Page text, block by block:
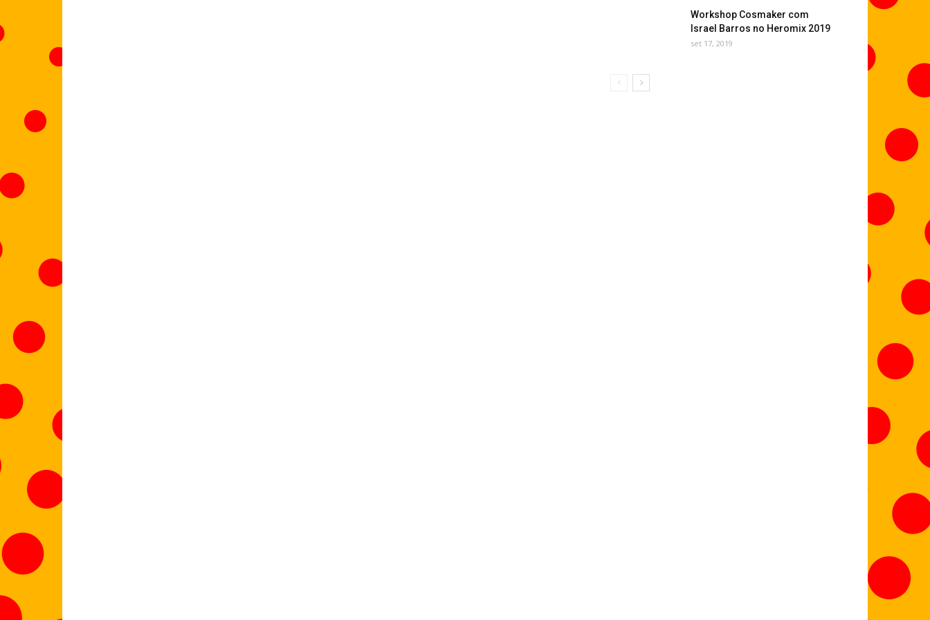
Workshop Cosmaker com
Israel Barros no Heromix 2019
set 17, 2019